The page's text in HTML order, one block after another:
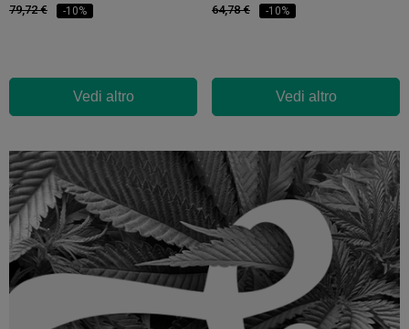
79,72 € -10%
Vedi altro
64,78 € -10%
Vedi altro